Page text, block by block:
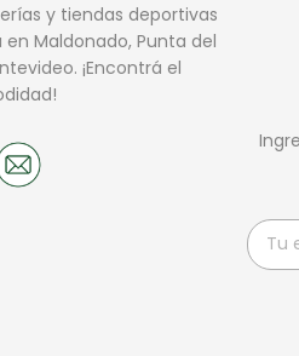
y tiendas deportivas
Maldonado, Punta del
¡Encontrá el